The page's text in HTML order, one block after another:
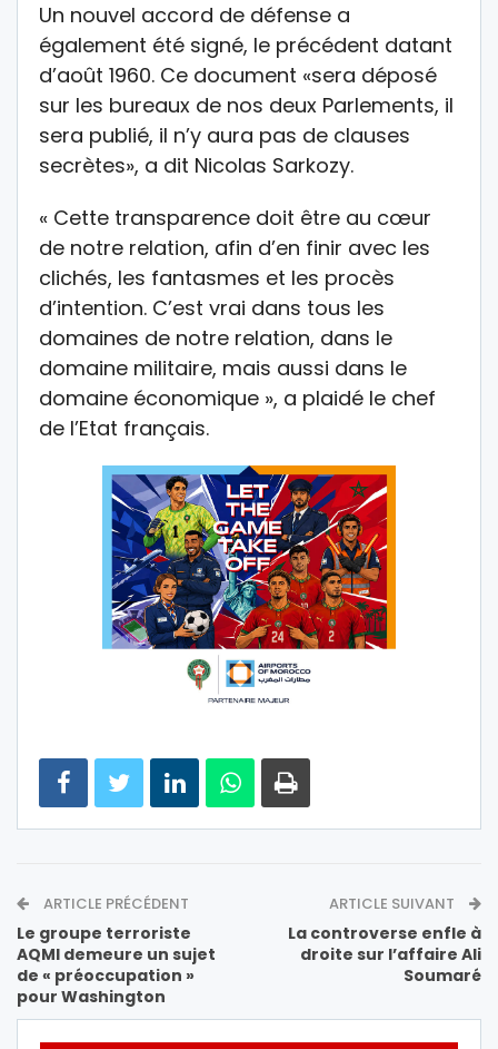
Un nouvel accord de défense a
également été signé, le précédent datant
d’août 1960. Ce document «sera déposé
sur les bureaux de nos deux Parlements, il
sera publié, il n’y aura pas de clauses
secrètes», a dit Nicolas Sarkozy.
« Cette transparence doit être au cœur
de notre relation, afin d’en finir avec les
clichés, les fantasmes et les procès
d’intention. C’est vrai dans tous les
domaines de notre relation, dans le
domaine militaire, mais aussi dans le
domaine économique », a plaidé le chef
de l’Etat français.
ARTICLE PRÉCÉDENT
Le groupe terroriste
AQMI demeure un sujet
de « préoccupation »
pour Washington
ARTICLE SUIVANT
La controverse enfle à
droite sur l’affaire Ali
Soumaré